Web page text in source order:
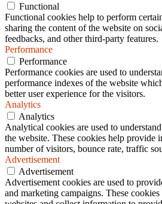
Functional
Functional cookies help to perform
sharing the content of the website on
feedbacks, and other third-party features.
Performance
Performance
Performance cookies are used to
performance indexes of the website
better user experience for the visitors.
Analytics
Analytics
Analytical cookies are used to
the website. These cookies help provide
number of visitors, bounce rate, traffic
Advertisement
Advertisement
Advertisement cookies are used to
and marketing campaigns. These